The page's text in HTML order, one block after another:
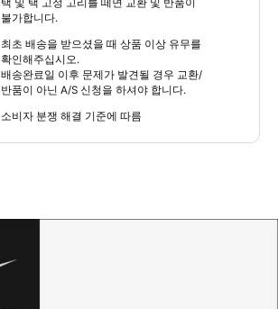
택 및 택 고정 고리를 떼면 교환 및 반품이
불가합니다.
최초 배송을 받으셨을 때 상품 이상 유무를
확인해주십시오.
배송완료일 이후 문제가 발견될 경우 교환/
반품이 아닌 A/S 신청을 하셔야 합니다.
소비자 분쟁 해결 기준에 따름